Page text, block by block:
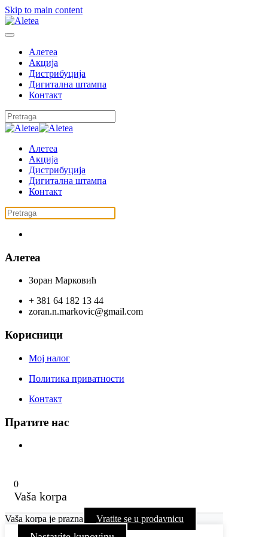
Skip to main content
Алетеа
Акција
Дистрибуција
Дигитална штампа
Контакт
Алетеа
Акција
Дистрибуција
Дигитална штампа
Контакт
Алетеа
Зоран Марковић
+ 381 64 182 13 44
zoran.n.markovic@gmail.com
Корисници
Мој налог
Политика приватности
Контакт
Пратите нас
0
Vaša korpa
Vaša korpa je prazna Vratite se u prodavnicu